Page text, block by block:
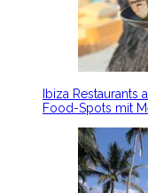
Ibiza
Food-Spots mit